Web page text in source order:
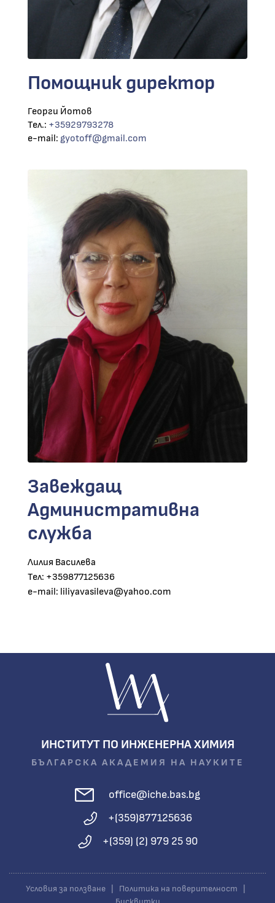
Помощник директор
Георги Йотов
Тел.: +35929793278
e-mail: gyotoff@gmail.com
Завеждащ
Административна
служба
Лилия Василева
Тел: +359877125636
e-mail: liliyavasileva@yahoo.com
ИНСТИТУТ ПО ИНЖЕНЕРНА ХИМИЯ
БЪЛГАРСКА АКАДЕМИЯ НА НАУКИТЕ
office@iche.bas.bg
+(359)877125636
+(359) (2) 979 25 90
Условия за ползване Политика на поверителност